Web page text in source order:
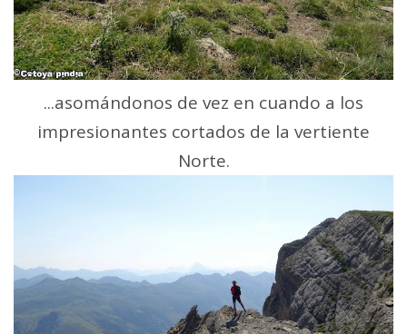
...asomándonos de vez en cuando a los
impresionantes cortados de la vertiente
Norte.